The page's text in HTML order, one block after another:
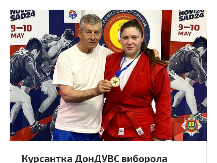
Курсантка ДонДУВС виборола